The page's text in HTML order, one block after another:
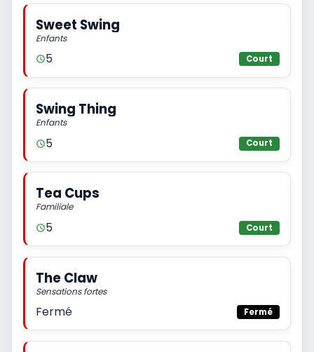
Sweet Swing
Enfants
5 Court
Swing Thing
Enfants
5 Court
Tea Cups
Familiale
5 Court
The Claw
Sensations fortes
Fermé Fermé